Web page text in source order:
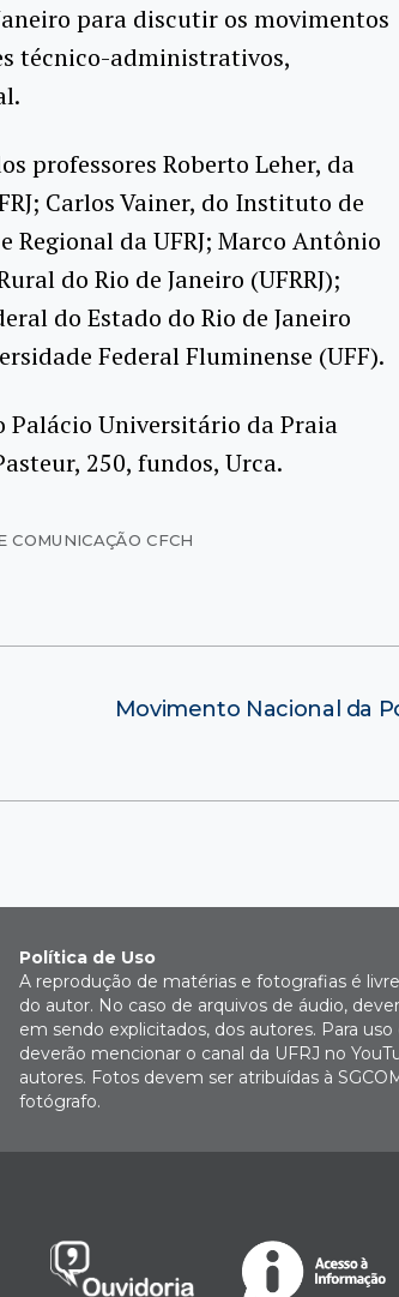
para discutir os movimentos
técnico-administrativos,
professores Roberto Leher, da
Carlos Vainer, do Instituto de
Regional da UFRJ; Marco Antônio
do Rio de Janeiro (UFRRJ);
do Estado do Rio de Janeiro
Federal Fluminense (UFF).
Palácio Universitário da Praia
250, fundos, Urca.
CFCH
Movimento Nacional da
Política de Uso
A reprodução de matérias e fotografias é
do autor. No caso de arquivos de áudio,
em sendo explicitados, dos autores. Para
deverão mencionar o canal da UFRJ no
autores. Fotos devem ser atribuídas à
fotógrafo.